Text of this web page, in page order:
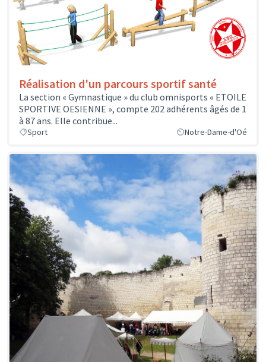
Réalisation d'un parcours sportif santé
La section « Gymnastique » du club omnisports « ETOILE
SPORTIVE OESIENNE », compte 202 adhérents âgés de 1
à 87 ans. Elle contribue...
Sport Notre-Dame-d'Oé